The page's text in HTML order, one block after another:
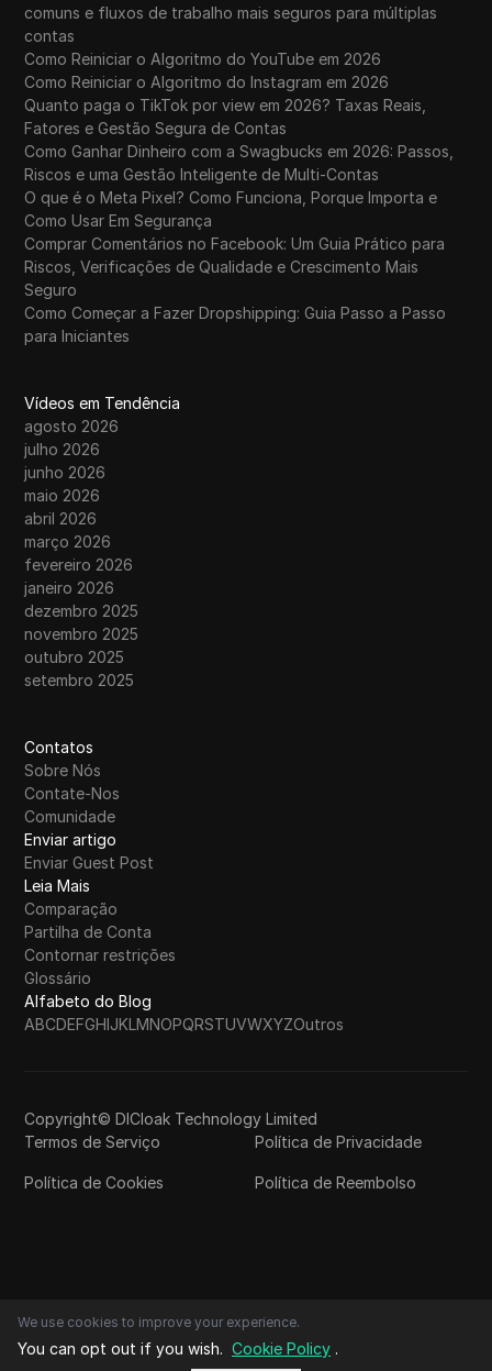
comuns e fluxos de trabalho mais seguros para múltiplas
contas
Como Reiniciar o Algoritmo do YouTube em 2026
Como Reiniciar o Algoritmo do Instagram em 2026
Quanto paga o TikTok por view em 2026? Taxas Reais,
Fatores e Gestão Segura de Contas
Como Ganhar Dinheiro com a Swagbucks em 2026: Passos,
Riscos e uma Gestão Inteligente de Multi-Contas
O que é o Meta Pixel? Como Funciona, Porque Importa e
Como Usar Em Segurança
Comprar Comentários no Facebook: Um Guia Prático para
Riscos, Verificações de Qualidade e Crescimento Mais
Seguro
Como Começar a Fazer Dropshipping: Guia Passo a Passo
para Iniciantes
Vídeos em Tendência
agosto 2026
julho 2026
junho 2026
maio 2026
abril 2026
março 2026
fevereiro 2026
janeiro 2026
dezembro 2025
novembro 2025
outubro 2025
setembro 2025
Contatos
Sobre Nós
Contate-Nos
Comunidade
Enviar artigo
Enviar Guest Post
Leia Mais
Comparação
Partilha de Conta
Contornar restrições
Glossário
Alfabeto do Blog
ABCDEFGHIJKLMNOPQRSTUVWXYZOutros
Copyright© DICloak Technology Limited
Termos de Serviço
Política de Privacidade
Política de Cookies Política de Reembolso
We use cookies to improve your experience.
You can opt out if you wish. Cookie Policy .